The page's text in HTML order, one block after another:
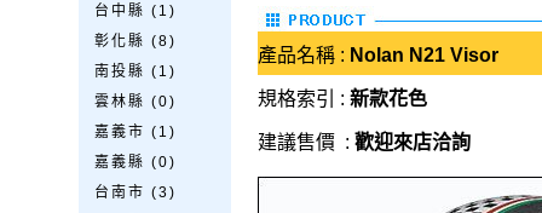
台中縣 (1)
彰化縣 (8)
南投縣 (1)
雲林縣 (0)
嘉義市 (1)
嘉義縣 (0)
台南市 (3)
產品名稱 : Nolan N21 Visor
規格索引 : 新款花色
建議售價 : 歡迎來店洽詢